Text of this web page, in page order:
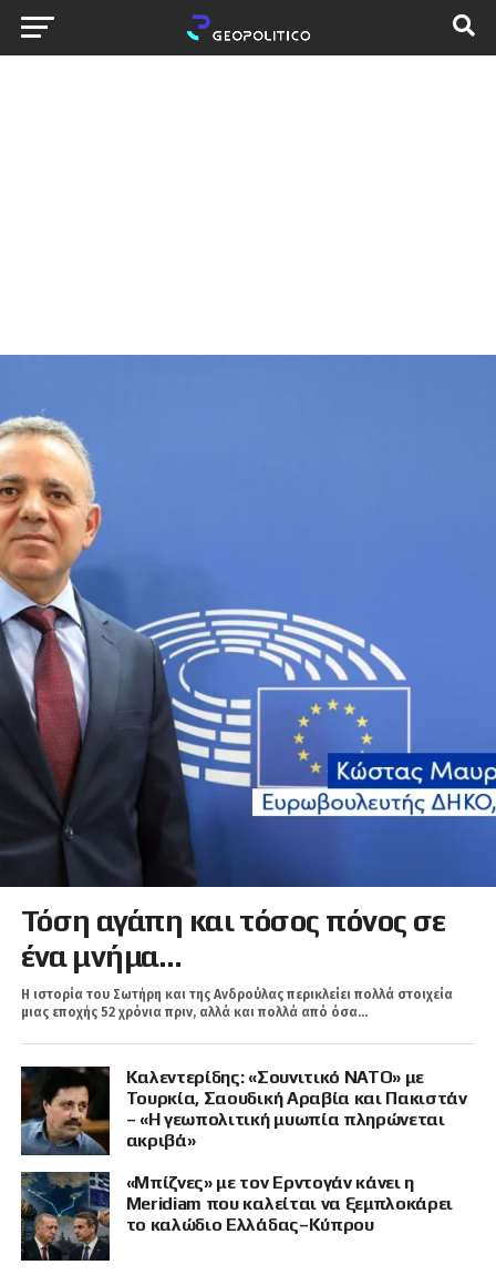
Τόση αγάπη και τόσος πόνος σε
ένα μνήμα…
Η ιστορία του Σωτήρη και της Ανδρούλας περικλείει πολλά στοιχεία
μιας εποχής 52 χρόνια πριν, αλλά και πολλά από όσα...
Καλεντερίδης: «Σουνιτικό ΝΑΤΟ» με
Τουρκία, Σαουδική Αραβία και Πακιστάν
– «Η γεωπολιτική μυωπία πληρώνεται
ακριβά»
«Μπίζνες» με τον Ερντογάν κάνει η
Meridiam που καλείται να ξεμπλοκάρει
το καλώδιο Ελλάδας–Κύπρου